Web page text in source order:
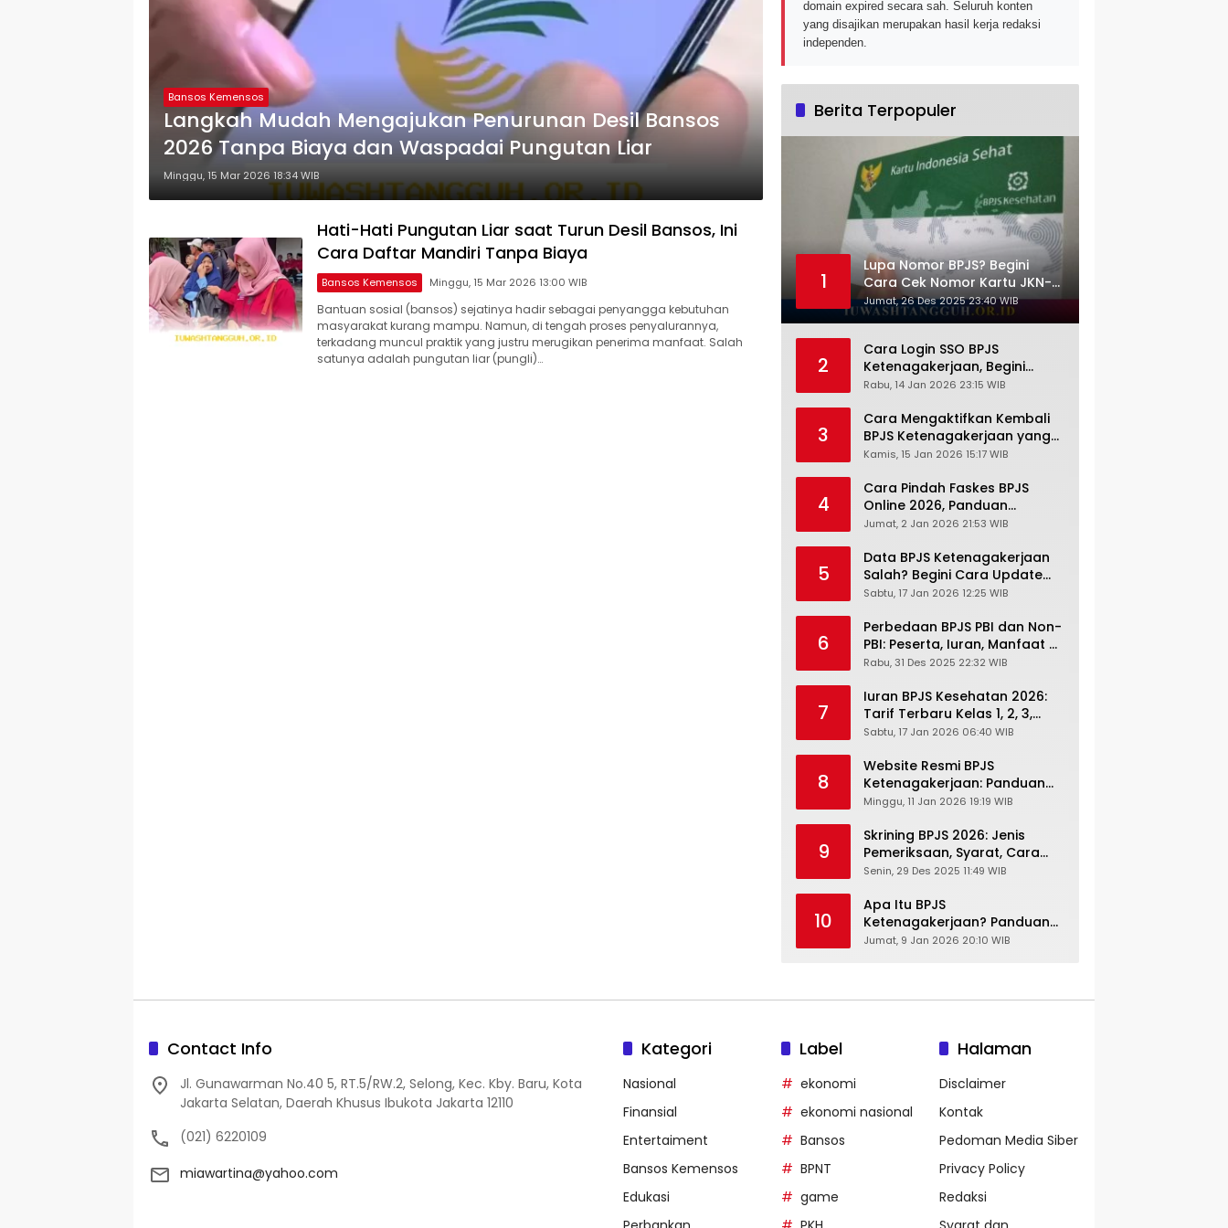
Bansos Kemensos
Langkah Mudah Mengajukan Penurunan Desil Bansos
2026 Tanpa Biaya dan Waspadai Pungutan Liar
Minggu, 15 Mar 2026 18:34 WIB
Hati-Hati Pungutan Liar saat Turun Desil Bansos, Ini
Cara Daftar Mandiri Tanpa Biaya
Bansos Kemensos Minggu, 15 Mar 2026 13:00 WIB
Bantuan sosial (bansos) sejatinya hadir sebagai penyangga kebutuhan
masyarakat kurang mampu. Namun, di tengah proses penyalurannya,
terkadang muncul praktik yang justru merugikan penerima manfaat. Salah
satunya adalah pungutan liar (pungli)…
domain expired secara sah. Seluruh konten
yang disajikan merupakan hasil kerja redaksi
independen.
Berita Terpopuler
1
Lupa Nomor BPJS? Begini
Cara Cek Nomor Kartu JKN-
KIS dengan NIK KTP
Jumat, 26 Des 2025 23:40 WIB
2
Cara Login SSO BPJS
Ketenagakerjaan, Begini
Tutorial Lengkap dan
Rabu, 14 Jan 2026 23:15 WIB
3
Cara Mengaktifkan Kembali
BPJS Ketenagakerjaan yang
Nonaktif, Begini Panduan
Kamis, 15 Jan 2026 15:17 WIB
4
Cara Pindah Faskes BPJS
Online 2026, Panduan
Lengkap via Mobile JKN,
Cabang
Jumat, 2 Jan 2026 21:53 WIB
5
Data BPJS Ketenagakerjaan
Salah? Begini Cara Update
Rekening, Alamat, HP di JMO
Sabtu, 17 Jan 2026 12:25 WIB
6
Perbedaan BPJS PBI dan Non-
PBI: Peserta, Iuran, Manfaat &
Masa Berlaku Terbaru 2026
Rabu, 31 Des 2025 22:32 WIB
7
Iuran BPJS Kesehatan 2026:
Tarif Terbaru Kelas 1, 2, 3,
Cara Bayar, Denda &
JKN-KIS
Sabtu, 17 Jan 2026 06:40 WIB
8
Website Resmi BPJS
Ketenagakerjaan: Panduan
Lengkap Akses dan Fitur
Minggu, 11 Jan 2026 19:19 WIB
9
Skrining BPJS 2026: Jenis
Pemeriksaan, Syarat, Cara
Daftar & Cek Riwayat
Senin, 29 Des 2025 11:49 WIB
10
Apa Itu BPJS
Ketenagakerjaan? Panduan
Lengkap untuk Pekerja dan
Jumat, 9 Jan 2026 20:10 WIB
Contact Info
Jl. Gunawarman No.40 5, RT.5/RW.2, Selong, Kec. Kby. Baru, Kota
Jakarta Selatan, Daerah Khusus Ibukota Jakarta 12110
(021) 6220109
miawartina@yahoo.com
Kategori
Nasional
Finansial
Entertaiment
Bansos Kemensos
Edukasi
Label
ekonomi
ekonomi nasional
Bansos
BPNT
game
Halaman
Disclaimer
Kontak
Pedoman Media Siber
Privacy Policy
Redaksi